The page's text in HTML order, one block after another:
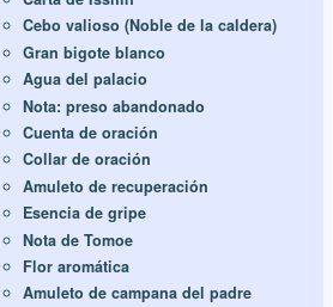
Cebo valioso (Noble de la caldera)
Gran bigote blanco
Agua del palacio
Nota: preso abandonado
Cuenta de oración
Collar de oración
Amuleto de recuperación
Esencia de gripe
Nota de Tomoe
Flor aromática
Amuleto de campana del padre